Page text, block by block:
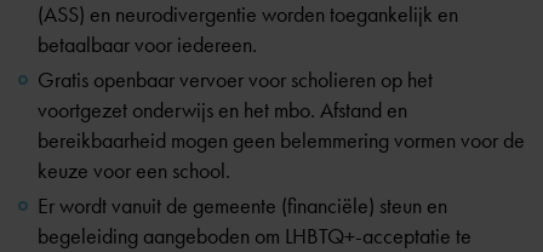
(ASS) en neurodivergentie worden toegankelijk en
betaalbaar voor iedereen.
Gratis openbaar vervoer voor scholieren op het
voortgezet onderwijs en het mbo. Afstand en
bereikbaarheid mogen geen belemmering vormen voor de
keuze voor een school.
Er wordt vanuit de gemeente (financiële) steun en
begeleiding aangeboden om LHBTQ+-acceptatie te